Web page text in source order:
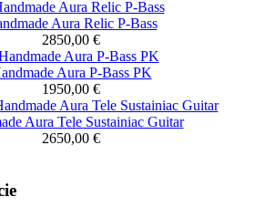
Aura Relic P-Bass
2850,00 €
Aura P-Bass PK
1950,00 €
Aura Tele Sustainiac Guitar
2650,00 €